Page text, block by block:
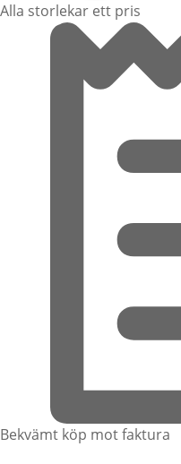
Alla storlekar ett pris
Bekvämt köp mot faktura